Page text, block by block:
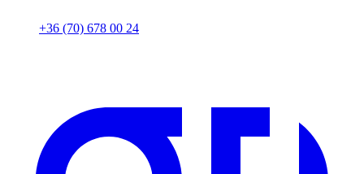
+36 (70) 678 00 24